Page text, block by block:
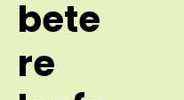
bete
re